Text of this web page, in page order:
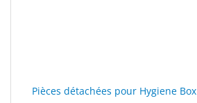
Pièces détachées pour Hygiene Box